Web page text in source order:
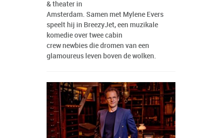
& theater in
Amsterdam. Samen met Mylene Evers
speelt hij in BreezyJet, een muzikale
komedie over twee cabin
crew newbies die dromen van een
glamoureus leven boven de wolken.